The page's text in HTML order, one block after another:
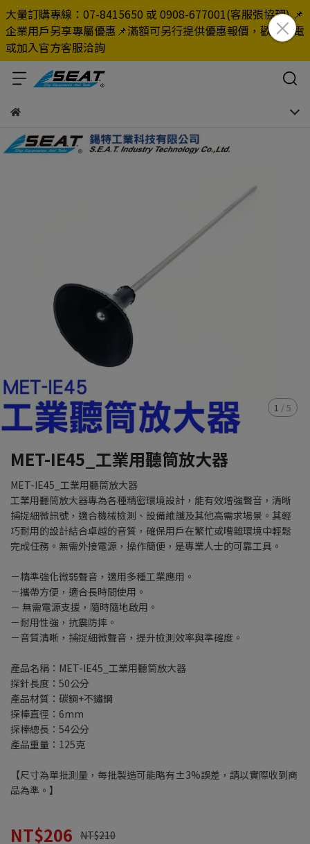
大量訂購專線：07-8415650 或 0908-677001(客服張協理) 📌
企業用戶另享專屬優惠📌滿額可另行提供優惠報價，歡迎來電
或加入官方客服洽詢
1 /5
MET-IE45_工業用聽筒放大器
MET-IE45_工業用聽筒放大器
工業用聽筒放大器專為各種精密環境設計，能有效增強聲音，清晰
捕捉細微訊號，適合機械檢測、設備維護及其他高需求場景。其輕
巧耐用的設計結合卓越的音質，確保用戶在繁忙或嘈雜環境中輕鬆
完成任務。無需外接電源，操作簡便，是專業人士的可靠工具。
－精準強化微弱聲音，適用多種工業應用。
－攜帶方便，適合長時間使用。
－ 無需電源支援，隨時隨地啟用。
－耐用性強，抗震防摔。
－音質清晰，捕捉細微聲音，提升檢測效率與準確度。
產品名稱：MET-IE45_工業用聽筒放大器
探針長度：50公分
產品材質：碳鋼+不鏽鋼
探棒直徑：6mm
探棒總長：54公分
產品重量：125克
【尺寸為單批測量，每批製造可能略有±3%誤差，請以實際收到商
品為準。】
NT$206 NT$210